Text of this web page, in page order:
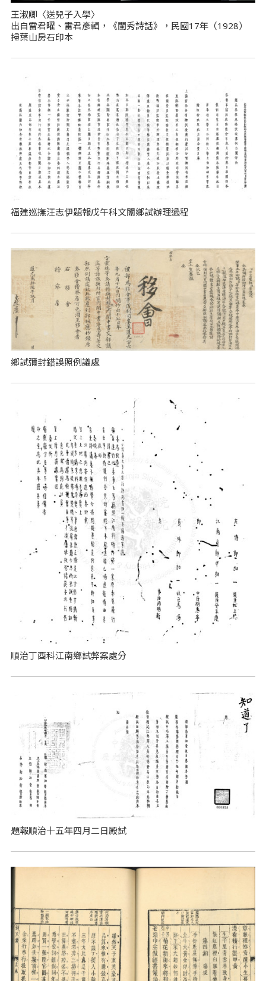
王淑卿〈送兒子入學〉
出自雷君曜、雷君彥輯，《閨秀詩話》，民國17年（1928）
掃葉山房石印本
福建巡撫汪志伊題報戊午科文闈鄉試辦理過程
鄉試彌封錯誤照例議處
順治丁酉科江南鄉試弊案處分
題報順治十五年四月二日殿試